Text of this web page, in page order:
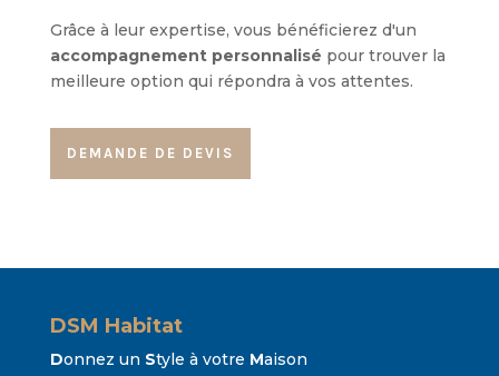
Grâce à leur expertise, vous bénéficierez d'un
accompagnement personnalisé pour trouver la
meilleure option qui répondra à vos attentes.
DEMANDE DE DEVIS
DSM Habitat
Donnez un Style à votre Maison